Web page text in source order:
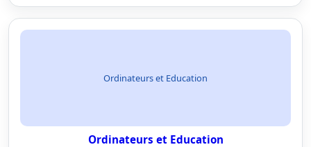
Ordinateurs et Education
Ordinateurs et Education